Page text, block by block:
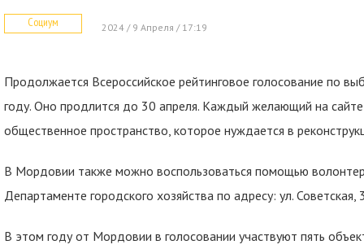
Социум 2024 / 9 Апреля / 17:19
Продолжается Всероссийское рейтинговое голосование по
году. Оно продлится до 30 апреля. Каждый желающий на
общественное пространство, которое нуждается в
В Мордовии также можно воспользоваться помощью
Департаменте городского хозяйства по адресу: ул. Советская,
В этом году от Мордовии в голосовании участвуют пять